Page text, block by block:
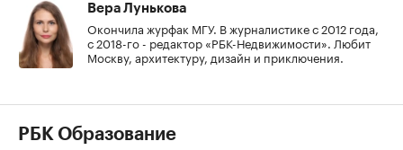
Вера Лунькова
Окончила журфак МГУ. В журналистике с 2012 года,
с 2018-го - редактор «РБК-Недвижимости». Любит
Москву, архитектуру, дизайн и приключения.
РБК Образование